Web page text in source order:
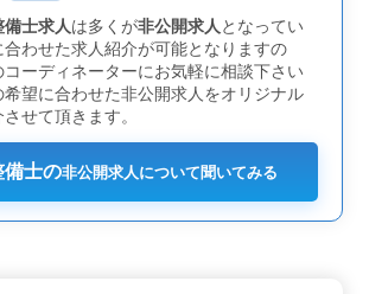
ることで、整備士としてのキャリアを
が可能です。 ＜給与と福利厚生の充
は、年収450万円〜650万円と高い水準
れており、通勤手当や各種社会保険（雇
厚生年金）が完備されています。ま
活躍している職場で、長期的な雇用が
安心です。安定した収入と、福利厚生が
備士求人は多くが非公開求人 となってい
合わせた求人紹介が可能となりますの
ーディネーターにお気軽に相談下さい
希望に合わせた非公開求人をオリジナル
せて頂きます。
備士の非公開求人について聞いてみる